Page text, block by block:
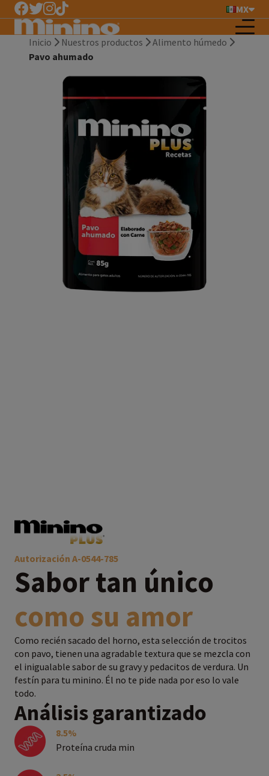
MX
Inicio Nuestros productos
Alimento húmedo
Pavo ahumado
Autorización A-0544-785
Sabor tan único
como su amor
Como recién sacado del horno, esta selección de trocitos
con pavo, tienen una agradable textura que se mezcla con
el inigualable sabor de su gravy y pedacitos de verdura. Un
festín para tu minino. Él no te pide nada por eso lo vale
todo.
Análisis garantizado
8.5%
Proteína cruda min